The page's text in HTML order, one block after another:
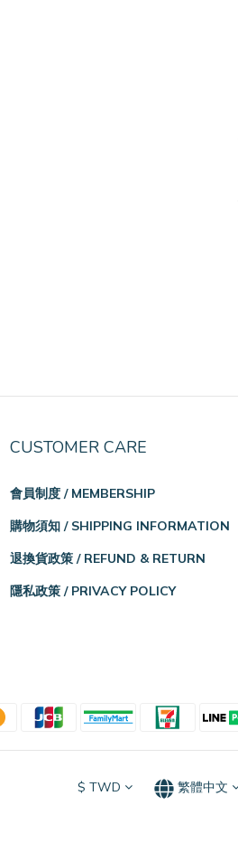
CUSTOMER CARE
會員制度 / MEMBERSHIP
購物須知 / SHIPPING INFORMATION
退換貨政策 / REFUND & RETURN
隱私政策 / PRIVACY POLICY
$ TWD 繁體中文